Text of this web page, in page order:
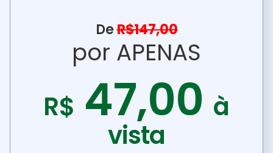
DeR$147,00
por APENAS
R$ 47,00 à
vista